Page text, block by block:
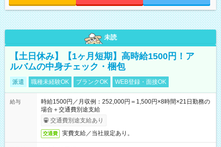
未読
【土日休み】【1ヶ月短期】高時給1500円！ア
ルバムの中身チェック・梱包
派遣 職種未経験OK ブランクOK WEB登録・面接OK
給与
時給1500円／月収例：252,000円＝1,500円×8時間×21日勤務の
場合＋交通費別途支給
交通費別途支給あり
交通費 実費支給／当社規定あり。